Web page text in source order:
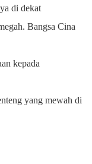
di dekat
Bangsa Cina
kepada
yang mewah di